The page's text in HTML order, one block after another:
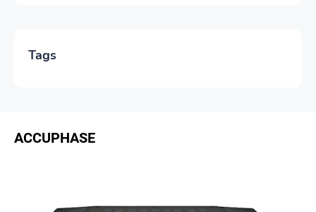
Tags
ACCUPHASE